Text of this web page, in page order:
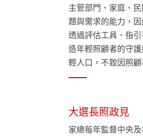
主管部門、家庭、
題與需求的能力，
透過評估工具、指
造年輕照顧者的守
輕人口，不致因照
大選長照政見
家總每年監督中央